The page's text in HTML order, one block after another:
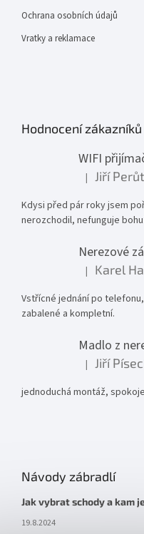
Ochrana osobních údajů
Vratky a reklamace
Hodnocení zákazníků
WIFI
Hodnocení
| Jiří
Kdysi před pár roky jsem
nerozchodil, nefunguje
Hodnocení
| Karel
Vstřícné jednání po
zabalené a kompletní.
Hodnocení
| Jiří
jednoduchá montáž,
Návody zábradlí
Jak vybrat schody a kam
19.8.2024